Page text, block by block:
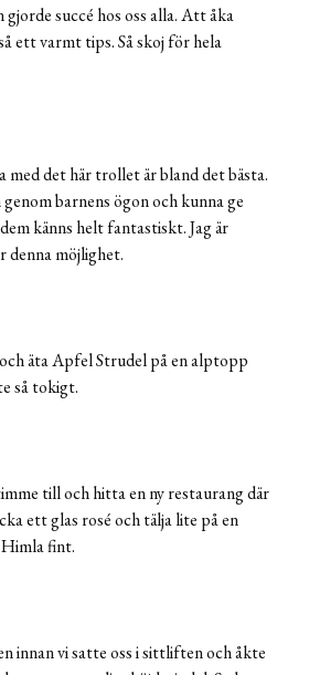
succé hos oss alla. Att åka
ett varmt tips. Så skoj för hela
med det här trollet är bland det bästa.
barnens ögon och kunna ge
känns helt fantastiskt. Jag är
denna möjlighet.
äta Apfel Strudel på en alptopp
så tokigt.
till och hitta en ny restaurang där
ett glas rosé och tälja lite på en
fint.
innan vi satte oss i sittliften och åkte